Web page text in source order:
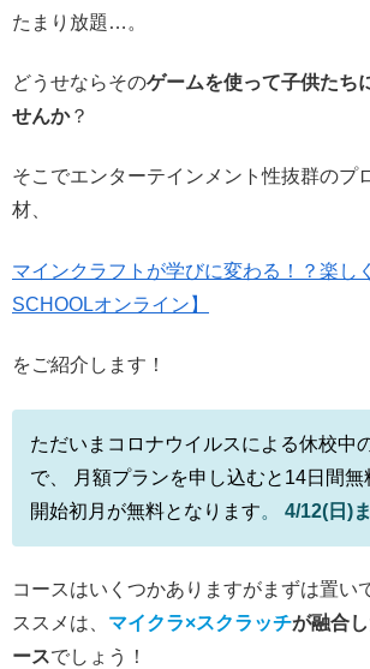
たまり放題…。
どうせならそのゲームを使って子供たち
せんか？
そこでエンターテインメント性抜群のプ
材、
マインクラフトが学びに変わる！？楽し
SCHOOLオンライン】
をご紹介します！
ただいまコロナウイルスによる休校中
で、 月額プランを申し込むと14日間無
開始初月が無料となります。 4/12(日)
コースはいくつかありますがまずは置い
ススメは、 マイクラ×スクラッチが融合
ースでしょう！